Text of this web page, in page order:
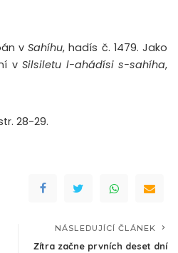
vSahíhu, hadís č. 1479. Jako
vSilsiletu l-ahádísi s-sahíha,
28-29.
NÁSLEDUJÍCÍ ČLÁNEK
Zítra začne prvních deset dní